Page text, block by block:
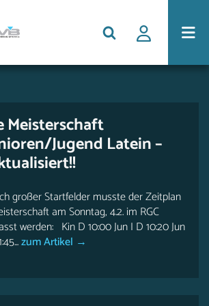
Meisterschaft
Jugend Latein –
großer Startfelder musste der Zeitplan
am Sonntag, 4.2. im RGC
werden: Kin D 10:00 Jun I D 10:20 Jun
zum Artikel →